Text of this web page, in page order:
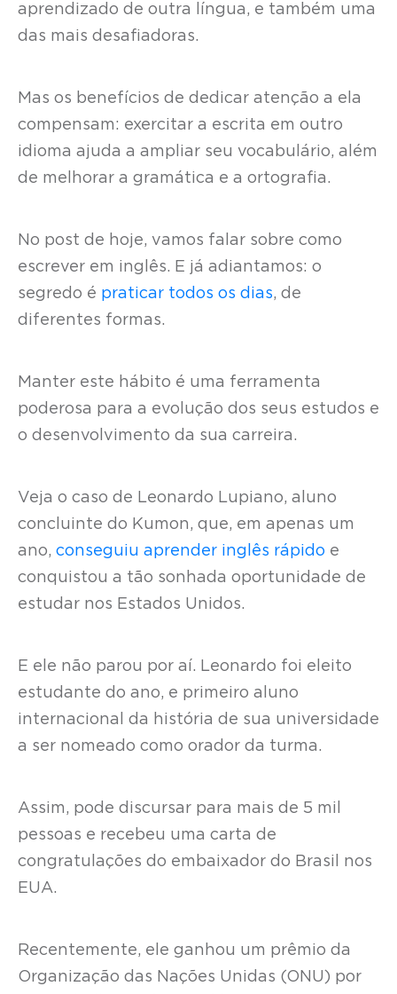
aprendizado de outra língua, e também uma
das mais desafiadoras.
Mas os benefícios de dedicar atenção a ela
compensam: exercitar a escrita em outro
idioma ajuda a ampliar seu vocabulário, além
de melhorar a gramática e a ortografia.
No post de hoje, vamos falar sobre como
escrever em inglês. E já adiantamos: o
segredo é praticar todos os dias, de
diferentes formas.
Manter este hábito é uma ferramenta
poderosa para a evolução dos seus estudos e
o desenvolvimento da sua carreira.
Veja o caso de Leonardo Lupiano, aluno
concluinte do Kumon, que, em apenas um
ano, conseguiu aprender inglês rápido e
conquistou a tão sonhada oportunidade de
estudar nos Estados Unidos.
E ele não parou por aí. Leonardo foi eleito
estudante do ano, e primeiro aluno
internacional da história de sua universidade
a ser nomeado como orador da turma.
Assim, pode discursar para mais de 5 mil
pessoas e recebeu uma carta de
congratulações do embaixador do Brasil nos
EUA.
Recentemente, ele ganhou um prêmio da
Organização das Nações Unidas (ONU) por